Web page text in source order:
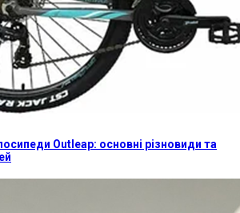
Outleap: основні різновиди та